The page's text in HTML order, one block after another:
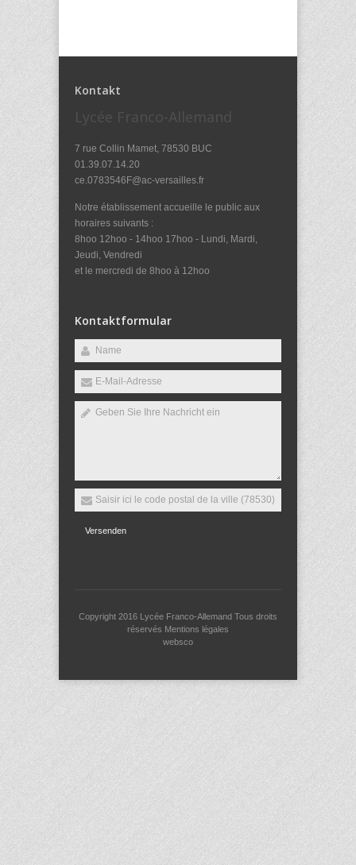
Kontakt
Lycée Franco-Allemand
7 rue Collin Mamet, 78530 BUC
01.39.07.14.20
ce.0783546F@ac-versailles.fr
Notre établissement accueille le public aux
horaires suivants :
8hoo 12hoo - 14hoo 17hoo - Lundi, Mardi,
Jeudi, Vendredi
et le mercredi de 8hoo à 12hoo
Kontaktformular
Versenden
Copyright 2016 Lycée Franco-Allemand Tous droits
réservés Mentions légales
websco